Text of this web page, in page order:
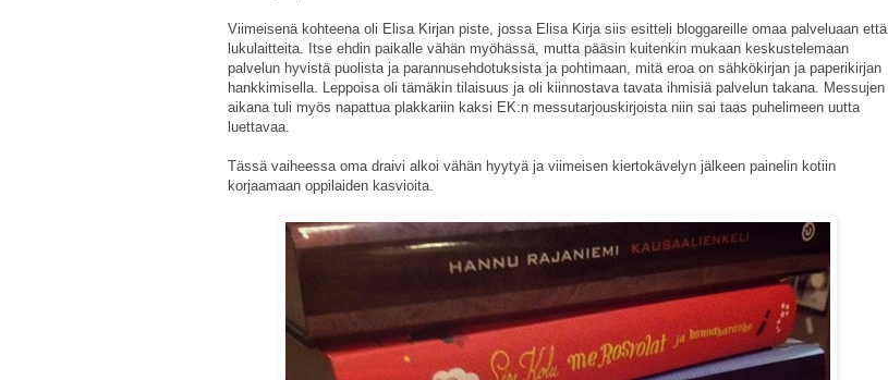
Viimeisenä kohteena oli Elisa Kirjan piste, jossa Elisa Kirja siis esitteli bloggareille omaa palveluaan että
lukulaitteita. Itse ehdin paikalle vähän myöhässä, mutta pääsin kuitenkin mukaan keskustelemaan
palvelun hyvistä puolista ja parannusehdotuksista ja pohtimaan, mitä eroa on sähkökirjan ja paperikirjan
hankkimisella. Leppoisa oli tämäkin tilaisuus ja oli kiinnostava tavata ihmisiä palvelun takana. Messujen
aikana tuli myös napattua plakkariin kaksi EK:n messutarjouskirjoista niin sai taas puhelimeen uutta
luettavaa.
Tässä vaiheessa oma draivi alkoi vähän hyytyä ja viimeisen kiertokävelyn jälkeen painelin kotiin
korjaamaan oppilaiden kasvioita.